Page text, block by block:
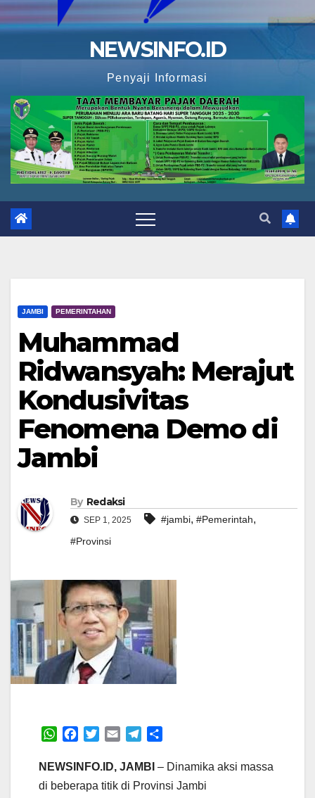
NEWSINFO.ID
Penyaji Informasi
JAMBI PEMERINTAHAN
Muhammad
Ridwansyah: Merajut
Kondusivitas
Fenomena Demo di
Jambi
By Redaksi
SEP 1, 2025 #jambi, #Pemerintah,
#Provinsi
W
a
c
i
a
l
a
NEWSINFO.ID, JAMBI – Dinamika aksi massa
di beberapa titik di Provinsi Jambi